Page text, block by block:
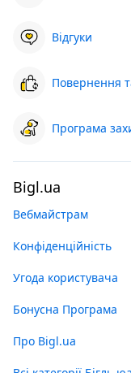
Відгуки
Повернення
Програма
Bigl.ua
Вебмайстрам
Конфіденційність
Угода користувача
Бонусна Програма
Про Bigl.ua